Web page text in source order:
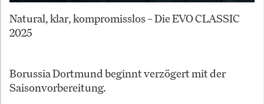
Natural, klar, kompromisslos – Die EVO CLASSIC
2025
Borussia Dortmund beginnt verzögert mit der
Saisonvorbereitung.